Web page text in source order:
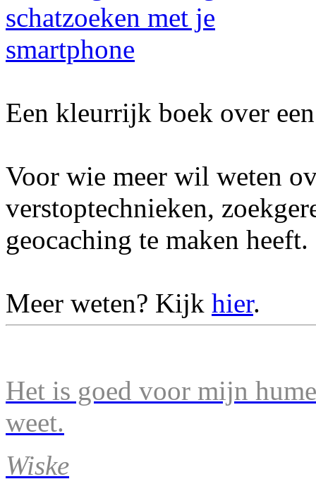
Een kleurrijk boek over
Voor wie meer wil weten
verstoptechnieken,
geocaching te maken heeft.
Meer weten? Kijk hier.
Het is goed voor mijn
weet.
Wiske